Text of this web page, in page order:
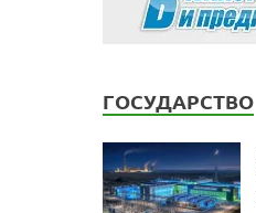
ГОСУДАРСТВО